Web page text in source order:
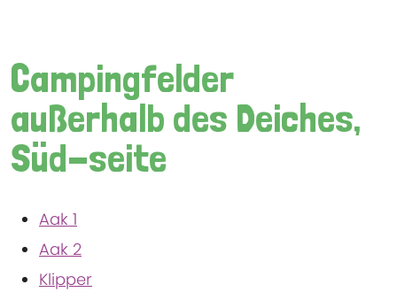
Campingfelder
außerhalb des Deiches,
Süd-seite
Aak 1
Aak 2
Klipper